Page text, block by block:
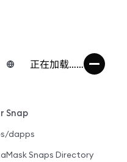
正在加载……
Snap
dapps
Snaps Directory